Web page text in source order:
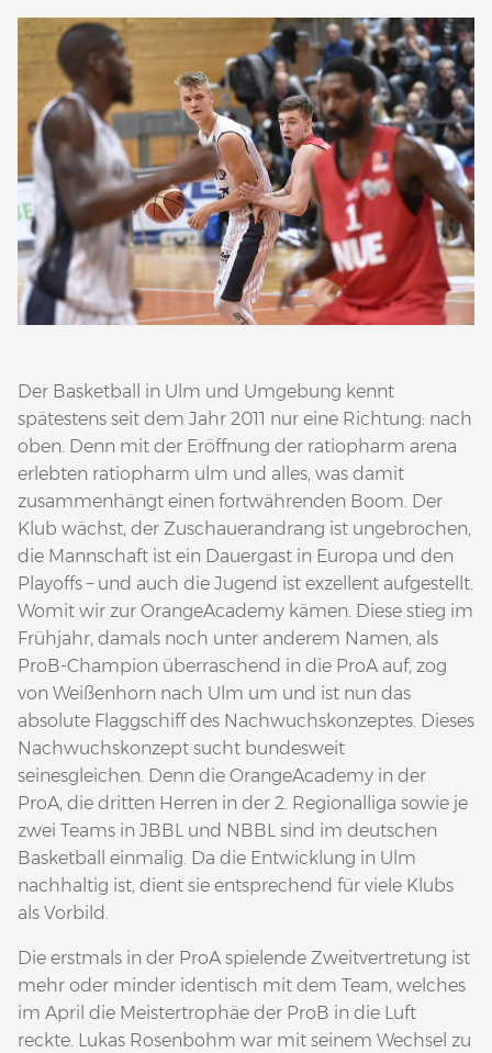
Der Basketball in Ulm und Umgebung kennt
spätestens seit dem Jahr 2011 nur eine Richtung: nach
oben. Denn mit der Eröffnung der ratiopharm arena
erlebten ratiopharm ulm und alles, was damit
zusammenhängt einen fortwährenden Boom. Der
Klub wächst, der Zuschauerandrang ist ungebrochen,
die Mannschaft ist ein Dauergast in Europa und den
Playoffs – und auch die Jugend ist exzellent aufgestellt.
Womit wir zur OrangeAcademy kämen. Diese stieg im
Frühjahr, damals noch unter anderem Namen, als
ProB-Champion überraschend in die ProA auf, zog
von Weißenhorn nach Ulm um und ist nun das
absolute Flaggschiff des Nachwuchskonzeptes. Dieses
Nachwuchskonzept sucht bundesweit
seinesgleichen. Denn die OrangeAcademy in der
ProA, die dritten Herren in der 2. Regionalliga sowie je
zwei Teams in JBBL und NBBL sind im deutschen
Basketball einmalig. Da die Entwicklung in Ulm
nachhaltig ist, dient sie entsprechend für viele Klubs
als Vorbild.
Die erstmals in der ProA spielende Zweitvertretung ist
mehr oder minder identisch mit dem Team, welches
im April die Meistertrophäe der ProB in die Luft
reckte. Lukas Rosenbohm war mit seinem Wechsel zu